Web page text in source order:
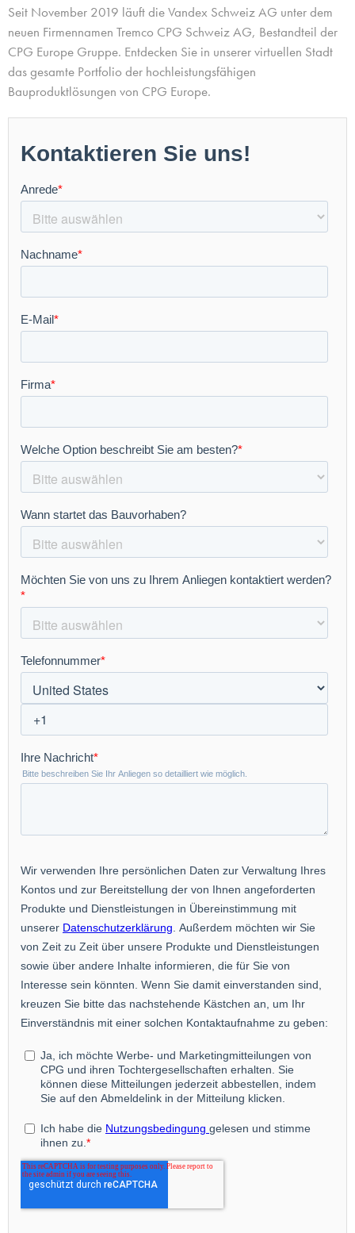
Seit November 2019 läuft die Vandex Schweiz AG unter dem
neuen Firmennamen Tremco CPG Schweiz AG, Bestandteil der
CPG Europe Gruppe. Entdecken Sie in unserer virtuellen Stadt
das gesamte Portfolio der hochleistungsfähigen
Bauproduktlösungen von CPG Europe.